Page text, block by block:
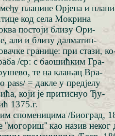
планине Орјена и
код села Мокрина
постоји близу Ори-
али и близу далматин-
границе: при стази,
/ср: с баошићким Гра-
те на клањац Вра-
pass/ = дакле у предјелу
који је притиснуо Ђу-
1375.г.
споменицима /Биоград,
''могориш'' као назив неког